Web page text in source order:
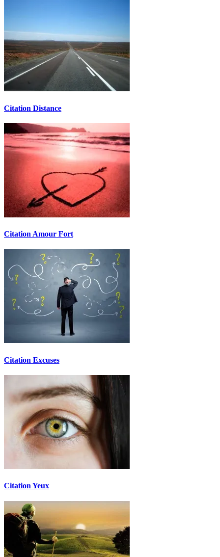
Citation Distance
Citation Amour Fort
Citation Excuses
Citation Yeux